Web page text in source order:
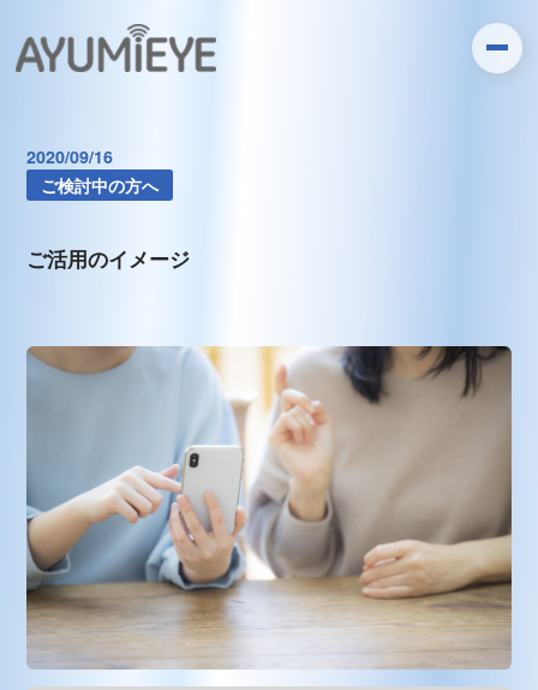
2020/09/16
ご検討中の方へ
ご活用のイメージ